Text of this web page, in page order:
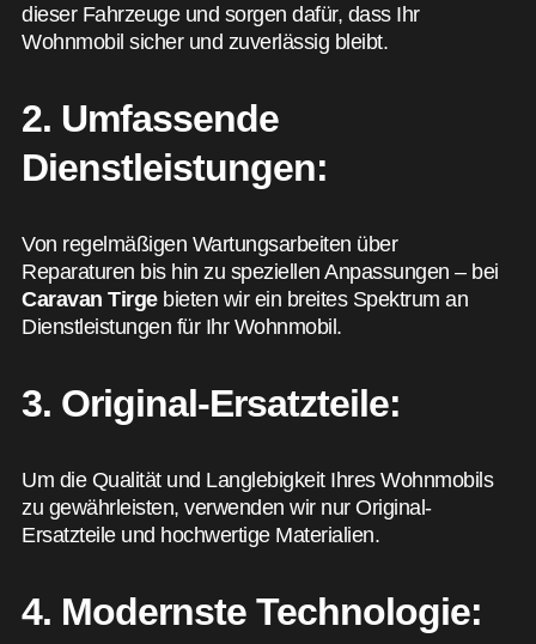
dieser Fahrzeuge und sorgen dafür, dass Ihr
Wohnmobil sicher und zuverlässig bleibt.
2. Umfassende
Dienstleistungen:
Von regelmäßigen Wartungsarbeiten über
Reparaturen bis hin zu speziellen Anpassungen – bei
Caravan Tirgebieten wir ein breites Spektrum an
Dienstleistungen für Ihr Wohnmobil.
3. Original-Ersatzteile:
Um die Qualität und Langlebigkeit Ihres Wohnmobils
zu gewährleisten, verwenden wir nur Original-
Ersatzteile und hochwertige Materialien.
4. Modernste Technologie: